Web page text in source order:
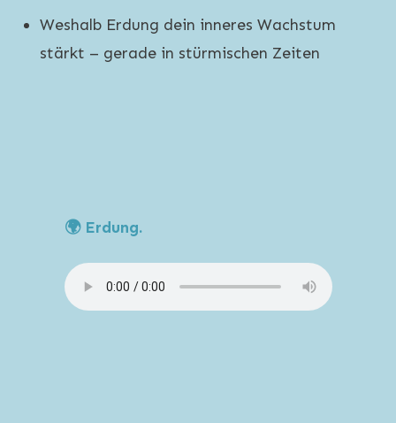
Weshalb Erdung dein inneres Wachstum
stärkt – gerade in stürmischen Zeiten
🌍 Erdung.